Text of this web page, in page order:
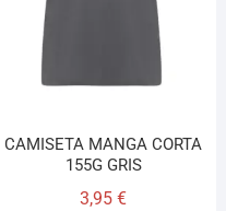
CAMISETA MANGA CORTA
155G GRIS
3,95€